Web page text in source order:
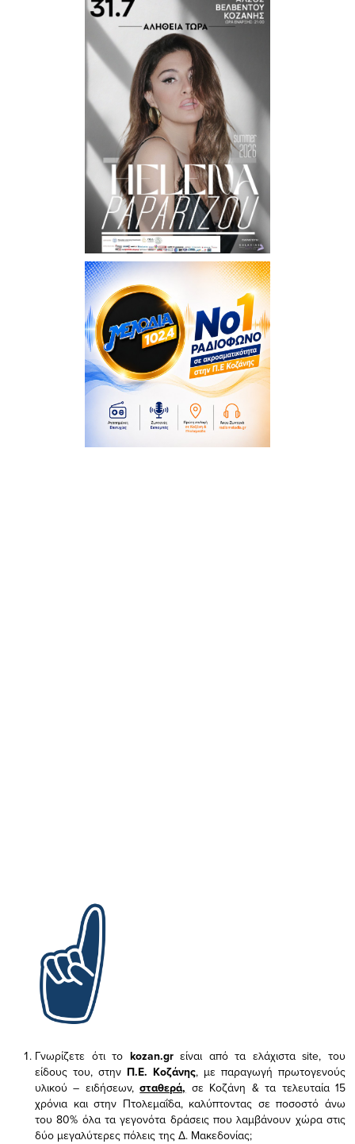
Γνωρίζετε ότι το kozan.gr είναι από τα ελάχισταsite, του
είδους του, στην Π.Ε. Κοζάνης, με παραγωγή πρωτογενούς
υλικού – ειδήσεων,σταθερά, σε Κοζάνη & τα τελευταία 15
χρόνια και στην Πτολεμαΐδα, καλύπτοντας σε ποσοστό άνω
του 80% όλα τα γεγονότα δράσεις που λαμβάνουν χώρα στις
δύο μεγαλύτερες πόλεις της Δ. Μακεδονίας;